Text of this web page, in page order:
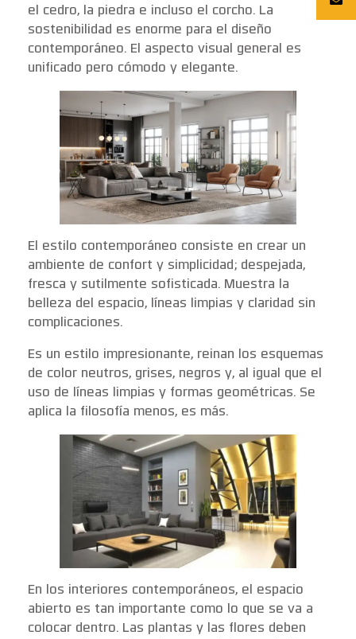
el cedro, la piedra e incluso el corcho. La
sostenibilidad es enorme para el diseño
contemporáneo. El aspecto visual general es
unificado pero cómodo y elegante.
El estilo contemporáneo consiste en crear un
ambiente de confort y simplicidad; despejada,
fresca y sutilmente sofisticada. Muestra la
belleza del espacio, líneas limpias y claridad sin
complicaciones.
Es un estilo impresionante, reinan los esquemas
de color neutros, grises, negros y, al igual que el
uso de líneas limpias y formas geométricas. Se
aplica la filosofía menos, es más.
En los interiores contemporáneos, el espacio
abierto es tan importante como lo que se va a
colocar dentro. Las plantas y las flores deben